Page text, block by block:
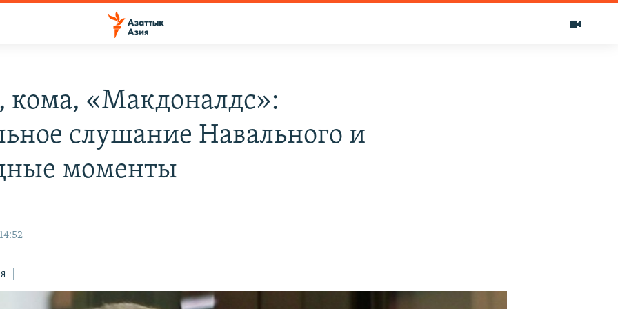
кома, «Макдоналдс»:
слушание Навального и
моменты